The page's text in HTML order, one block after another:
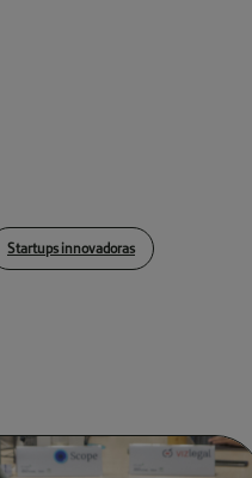
Startups innovadoras